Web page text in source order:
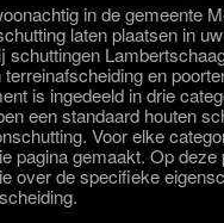
in de gemeente
laten plaatsen in
schuttingen
terreinafscheiding en
is ingedeeld in drie
een standaard houten
Voor elke
pagina gemaakt. Op
over de specifieke